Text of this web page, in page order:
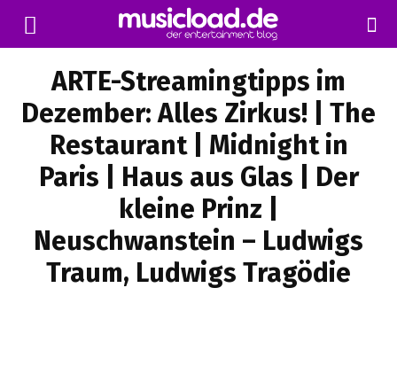
ARTE-Streamingtipps im
Dezember: Alles Zirkus! | The
Restaurant | Midnight in
Paris | Haus aus Glas | Der
kleine Prinz |
Neuschwanstein – Ludwigs
Traum, Ludwigs Tragödie